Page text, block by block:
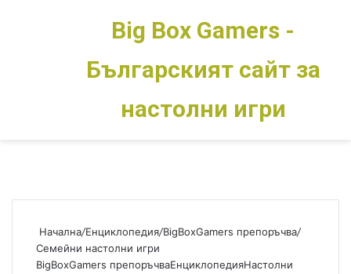
Switch skin
Big Box Gamers -
Българският сайт за
настолни игри
Начална/Енциклопедия/BigBoxGamers препоръчва/
Семейни настолни игри
BigBoxGamers препоръчваЕнциклопедияНастолни